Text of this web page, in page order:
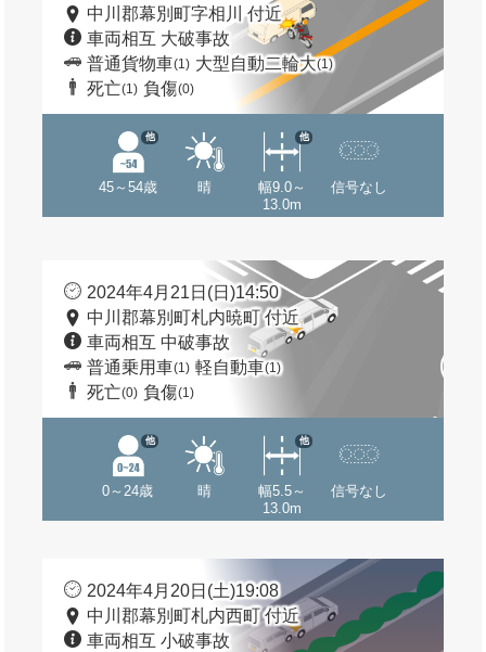
中川郡幕別町字相川 付近
車両相互 大破事故
普通貨物車(1) 大型自動二輪大(1)
死亡(1) 負傷(0)
45～54歳
他
晴
幅9.0～
13.0m
他
信号なし
2024年4月21日(日)14:50
中川郡幕別町札内暁町 付近
車両相互 中破事故
普通乗用車(1) 軽自動車(1)
死亡(0) 負傷(1)
0～24歳
他
晴
幅5.5～
13.0m
他
信号なし
2024年4月20日(土)19:08
中川郡幕別町札内西町 付近
車両相互 小破事故